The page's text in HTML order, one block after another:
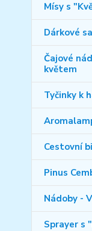
Mísy s
Dárkové
Čajové
květem
Tyčinky k
Cestovní
Pinus
Nádoby -
Sprayer s